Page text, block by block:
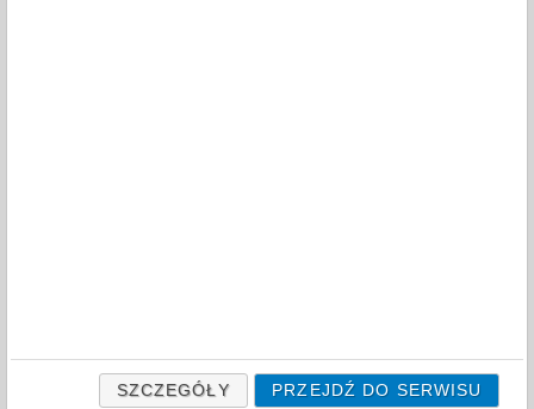
PRODUCT
PAPER TOWEL...
SZCZEGÓŁY PRZEJDŹ DO SERWISU